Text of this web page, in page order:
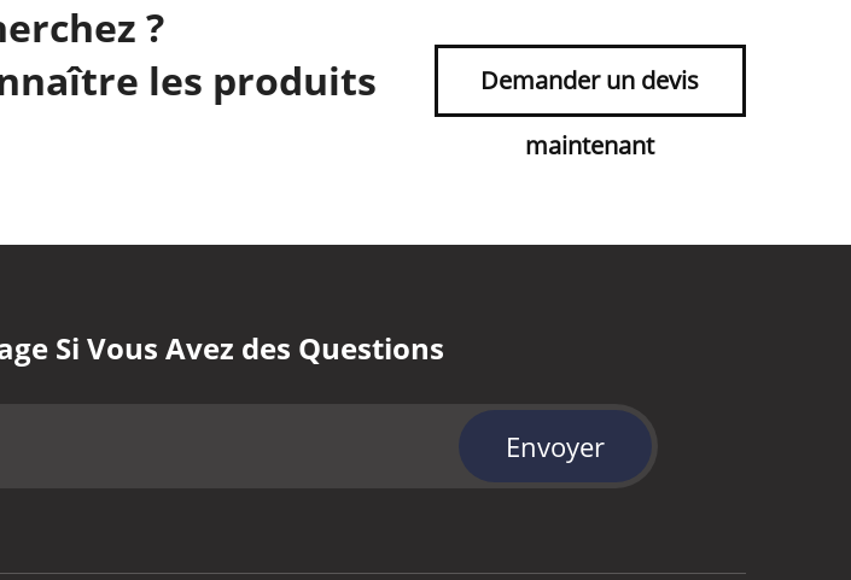
?
les produits
Demander un devis
maintenant
Si Vous Avez des Questions
Envoyer